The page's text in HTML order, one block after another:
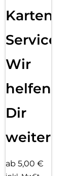
Karten
Service:
Wir
helfen
Dir
weiter
ab 5,00 €